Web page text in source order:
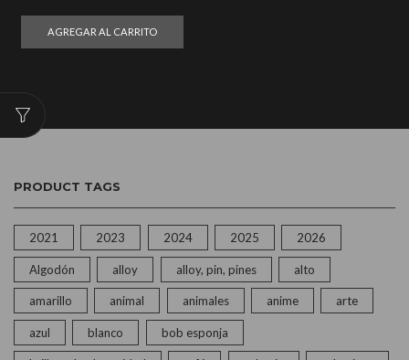
AGREGAR AL CARRITO
PRODUCT TAGS
2021 2023 2024 2025 2026
Algodón alloy alloy, pin, pines alto
amarillo animal animales anime arte
azul blanco bob esponja